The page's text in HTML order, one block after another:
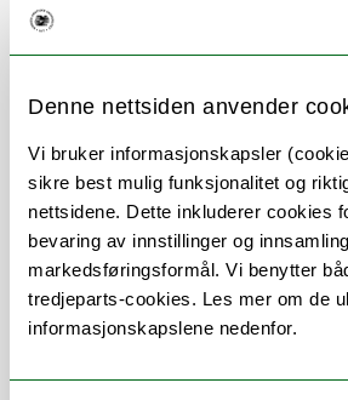
Denne nettsiden anvender
Vi bruker informasjonskapsler
sikre best mulig funksjonalitet og
nettsidene. Dette inkluderer cookies
bevaring av innstillinger og
markedsføringsformål. Vi benytter
tredjeparts-cookies. Les mer om de
informasjonskapslene nedenfor.
Stillingsbeskrivelse
Katalogisering og
Medlem i Bibliografisk